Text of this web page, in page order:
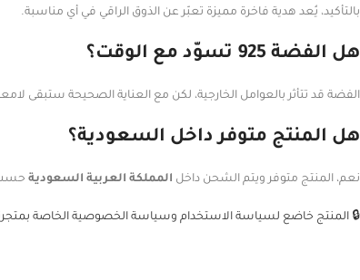
بالتأكيد، يُعد هدية فاخرة مميزة تعبّر عن الذوق الراقي في أي مناسبة.
هل الفضة 925 تسوّد مع الوقت؟
الفضة قد تتأثر بالعوامل الخارجية، لكن مع العناية الصحيحة ستبقى
هل المنتج متوفر داخل السعودية؟
نعم، المنتج متوفر ويتم الشحن داخل المملكة العربية السعودية حسب
🔒 المنتج خاضع لسياسة الاستخدام وسياسة الخصوصية الخاصة